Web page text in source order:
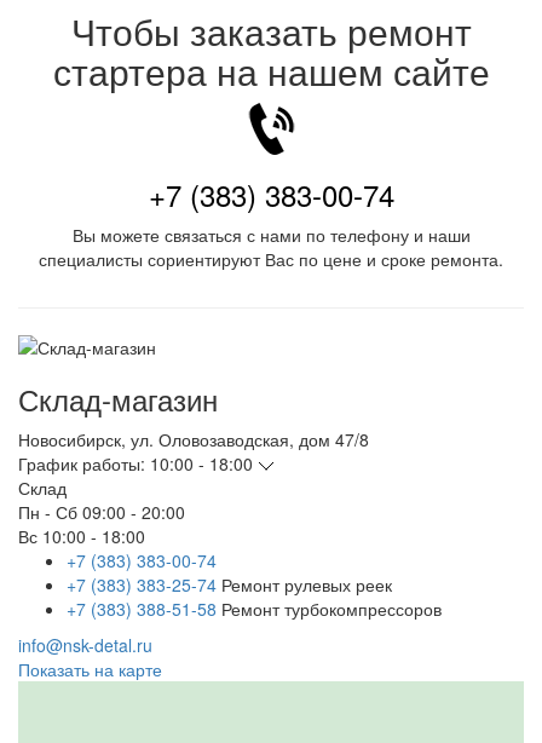
Чтобы заказать ремонт
стартера на нашем сайте
+7 (383) 383-00-74
Вы можете связаться с нами по телефону и наши
специалисты сориентируют Вас по цене и сроке ремонта.
Склад-магазин
Новосибирск, ул. Оловозаводская, дом 47/8
График работы: 10:00 - 18:00
Склад
Пн - Сб 09:00 - 20:00
Вс 10:00 - 18:00
+7 (383) 383-00-74
+7 (383) 383-25-74 Ремонт рулевых реек
+7 (383) 388-51-58 Ремонт турбокомпрессоров
info@nsk-detal.ru
Показать на карте